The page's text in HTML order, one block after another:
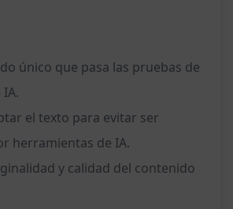
único que pasa las pruebas de
el texto para evitar ser
herramientas de IA.
y calidad del contenido